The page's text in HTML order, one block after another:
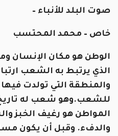
صوت البلد للأنباء –
خاص – محمد المحتسب
الوطن هو مكان الإنسان
الذي يرتبط به الشعب
والمنطقة التي تولدت فيها
للشعب.وهو شعب له
المواطن هو رغيف الخبز
والدفء. وقبل أن يكون